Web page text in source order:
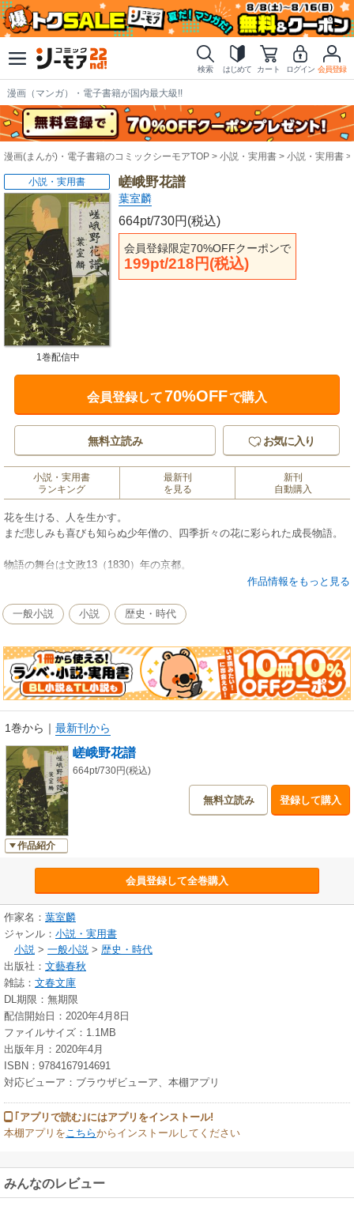
検索 はじめて カート ログイン 会員登録
漫画（マンガ）・電子書籍が国内最大級!!
漫画(まんが)・電子書籍のコミックシーモアTOP 小説・実用書 小説・実用書
嵯峨野花譜
葉室麟
664pt/730円(税込)
会員登録限定70%OFFクーポンで
199pt/218円(税込)
小説・実用書
1巻配信中
会員登録して70%OFFで購入
無料立読み お気に入り
小説・実用書
ランキング
最新刊
を見る
新刊
自動購入
花を生ける、人を生かす。
まだ悲しみも喜びも知らぬ少年僧の、四季折々の花に彩られた成長物語。
物語の舞台は文政13（1830）年の京都。
年若くして活花の名手と評判の高い少年僧・胤舜（いんしゅん）は、ある
「昔を忘れる花を活けてほしい」
「闇の中で花を活けよ」
次から次へと出される難題に、胤舜は、少年のまっすぐな心で挑んでい
繊細な感受性を持つ少年僧が、母を想い、父と対決していくうちに成長を
とげていく、美しい物語。
解説・澤田瞳子
※この電子書籍は2017年7月に文藝春秋より刊行された単行本の文庫版を底
本としています。
作品情報をもっと見る
一般小説 小説 歴史・時代
1巻から ｜ 最新刊から
作品紹介
嵯峨野花譜
664pt/730円(税込)
無料立読み 登録して購入
会員登録して全巻購入
作家名： 葉室麟
ジャンル： 小説・実用書
小説 > 一般小説 > 歴史・時代
出版社： 文藝春秋
雑誌： 文春文庫
DL期限：無期限
配信開始日：2020年4月8日
ファイルサイズ：1.1MB
出版年月：2020年4月
ISBN：9784167914691
対応ビューア：ブラウザビューア、本棚アプリ
｢アプリで読む｣にはアプリをインストール!
本棚アプリをこちらからインストールしてください
みんなのレビュー